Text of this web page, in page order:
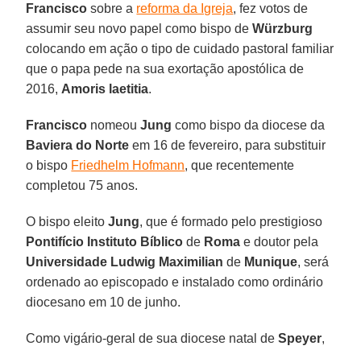
Francisco sobre a reforma da Igreja, fez votos de
assumir seu novo papel como bispo deWürzburg
colocando em ação o tipo de cuidado pastoral familiar
que o papa pede na sua exortação apostólica de
2016, Amoris laetitia.
Francisco nomeouJung como bispo da diocese da
Baviera do Norte em 16 de fevereiro, para substituir
o bispo Friedhelm Hofmann, que recentemente
completou 75 anos.
O bispo eleitoJung, que é formado pelo prestigioso
Pontifício Instituto Bíblico de Roma e doutor pela
Universidade Ludwig Maximilian de Munique, será
ordenado ao episcopado e instalado como ordinário
diocesano em 10 de junho.
Como vigário-geral de sua diocese natal deSpeyer,